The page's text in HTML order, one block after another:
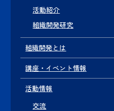
活動紹介
組織開発研究
組織開発とは
講座・イベント情報
活動情報
交流